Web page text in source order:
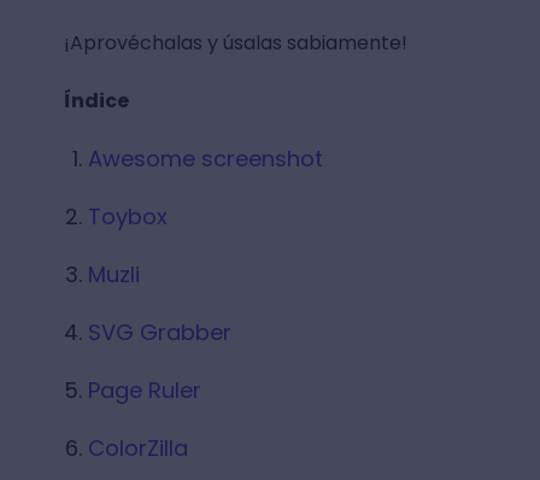
¡Aprovéchalas y úsalas sabiamente!
Índice
Awesome screenshot
Toybox
Muzli
SVG Grabber
Page Ruler
ColorZilla